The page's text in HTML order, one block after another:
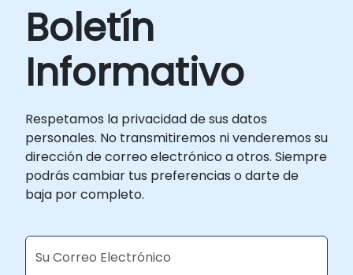
Boletín
Informativo
Respetamos la privacidad de sus datos
personales. No transmitiremos ni venderemos su
dirección de correo electrónico a otros. Siempre
podrás cambiar tus preferencias o darte de
baja por completo.